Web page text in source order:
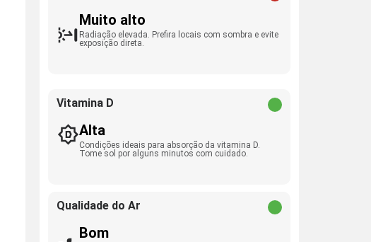
Muito alto
Radiação elevada. Prefira locais com sombra e evite
exposição direta.
Vitamina D
Alta
Condições ideais para absorção da vitamina D.
Tome sol por alguns minutos com cuidado.
Qualidade do Ar
Bom